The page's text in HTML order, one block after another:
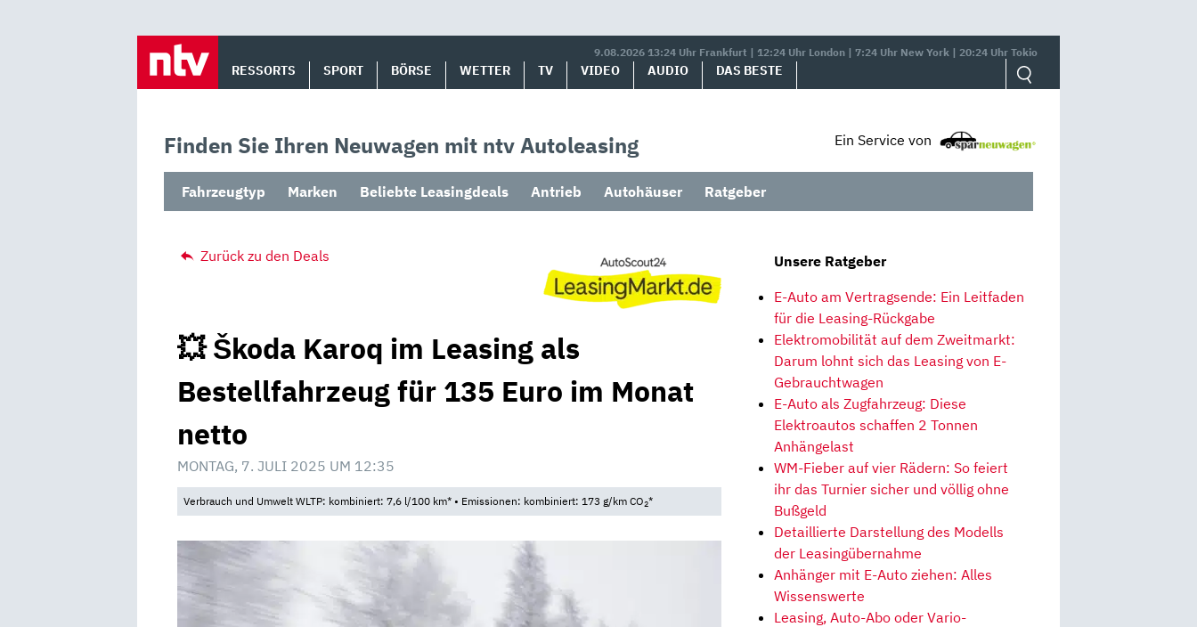
9.08.2026 13:24 Uhr Frankfurt | 12:24 Uhr London | 7:24 Uhr New York | 20:24 Uhr Tokio
RESSORTS SPORT BÖRSE WETTER TV VIDEO AUDIO DAS BESTE
Finden Sie Ihren Neuwagen mit ntv Autoleasing Ein Service von
Fahrzeugtyp Marken Beliebte Leasingdeals Antrieb Autohäuser Ratgeber
Zurück zu den Deals
💥 Škoda Karoq im Leasing als
Bestellfahrzeug für 135 Euro im Monat
netto
MONTAG, 7. JULI 2025 UM 12:35
Verbrauch und Umwelt WLTP: kombiniert: 7,6 l/100 km* • Emissionen: kombiniert: 173 g/km CO2*
Unsere Ratgeber
E-Auto am Vertragsende: Ein Leitfaden
für die Leasing-Rückgabe
Elektromobilität auf dem Zweitmarkt:
Darum lohnt sich das Leasing von E-
Gebrauchtwagen
E-Auto als Zugfahrzeug: Diese
Elektroautos schaffen 2 Tonnen
Anhängelast
WM-Fieber auf vier Rädern: So feiert
ihr das Turnier sicher und völlig ohne
Bußgeld
Detaillierte Darstellung des Modells
der Leasingübernahme
Anhänger mit E-Auto ziehen: Alles
Wissenswerte
Leasing, Auto-Abo oder Vario-